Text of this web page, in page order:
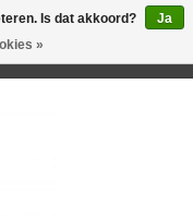
Is dat akkoord?
Ja
»